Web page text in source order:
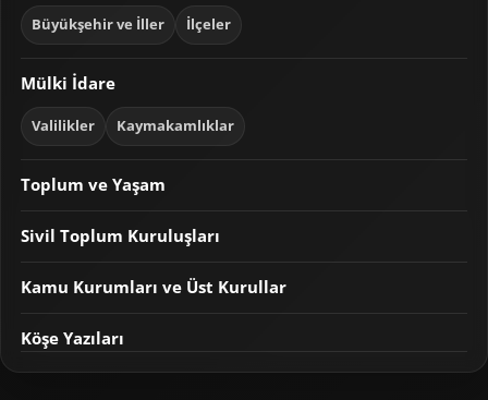
Büyükşehir ve İller İlçeler
Mülki İdare
Valilikler Kaymakamlıklar
Toplum ve Yaşam
Sivil Toplum Kuruluşları
Kamu Kurumları ve Üst Kurullar
Köşe Yazıları